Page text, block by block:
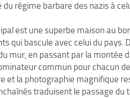
régime barbare des nazis à
est une superbe maison au
qui bascule avec celui du pays.
mur, en passant par la montée
commun pour chacun
et la photographie magnifique
traduisent le passage du